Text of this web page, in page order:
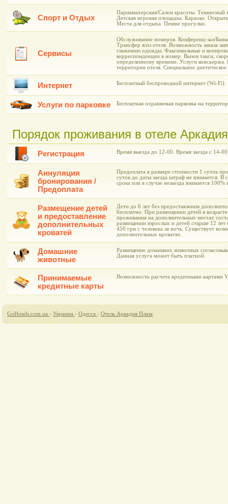
Спорт и Отдых
Парикмахерская/Салон красоты.
Детская игровая площадка. Караоке.
Места для отдыха. Пешие прогулки.
Сервисы
Обслуживание номеров. Конференц-зал/
Трансфер в/из отеля. Возможность заказа
глажению одежды. Факсимильные и
корреспонденции в номер. Вызов такси,
определенному времени. Услуги консьержа.
территории отеля. Специальное
Интернет Бесплатный беспроводной интернет (Wi-Fi).
Услуги по парковке Бесплатная охраняемая парковка на
Порядок проживания в отеле
Регистрация Время выезда до 12-00. Время заезда с 14-
Аннуляция
бронирования /
Предоплата
Предоплата в размере стоимости 1 суток
суток до даты заезда штраф не взимается. В
срока или в случае незаезда взимается
Размещение детей
и предоставление
дополнительных
кроватей
Дети до 6 лет без предоставления
бесплатно. При размещении детей в
проживания на дополнительных местах
размещении взрослых и детей старше 12 лет
450 грн с человека за ночь. Существует
дополнительных кроватях.
Домашние
животные
Размещение домашних животных
Данная услуга может быть платной.
Принимаемые
кредитные карты
Возможность расчета кредитными картами
GoHotels.com.ua › Украина › Одесса › Отель Аркадия Плаза